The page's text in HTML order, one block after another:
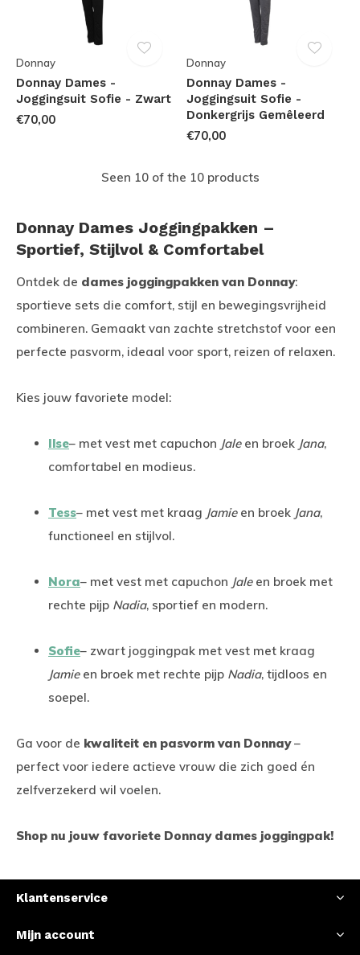
Donnay
Donnay Dames -
Joggingsuit Sofie - Zwart
€70,00
Donnay
Donnay Dames -
Joggingsuit Sofie -
Donkergrijs Gemêleerd
€70,00
Seen 10 of the 10 products
Donnay Dames Joggingpakken –
Sportief, Stijlvol & Comfortabel
Ontdek de dames joggingpakken van Donnay:
sportieve sets die comfort, stijl en bewegingsvrijheid
combineren. Gemaakt van zachte stretchstof voor een
perfecte pasvorm, ideaal voor sport, reizen of relaxen.
Kies jouw favoriete model:
Ilse– met vest met capuchon Jaleen broek Jana,
comfortabel en modieus.
Tess– met vest met kraag Jamieen broek Jana,
functioneel en stijlvol.
Nora– met vest met capuchon Jaleen broek met
rechte pijp Nadia, sportief en modern.
Sofie– zwart joggingpak met vest met kraag
Jamieen broek met rechte pijp Nadia, tijdloos en
soepel.
Ga voor de kwaliteit en pasvorm van Donnay–
perfect voor iedere actieve vrouw die zich goed én
zelfverzekerd wil voelen.
Shop nu jouw favoriete Donnay dames joggingpak!
Klantenservice
Mijn account